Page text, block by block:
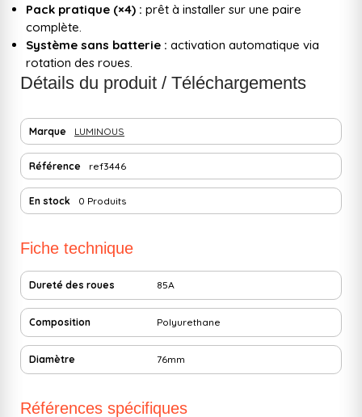
Pack pratique (×4) : prêt à installer sur une paire
complète.
Système sans batterie : activation automatique via
rotation des roues.
Détails du produit / Téléchargements
Marque LUMINOUS
Référence ref3446
En stock 0 Produits
Fiche technique
Dureté des roues 85A
Composition Polyurethane
Diamètre 76mm
Références spécifiques